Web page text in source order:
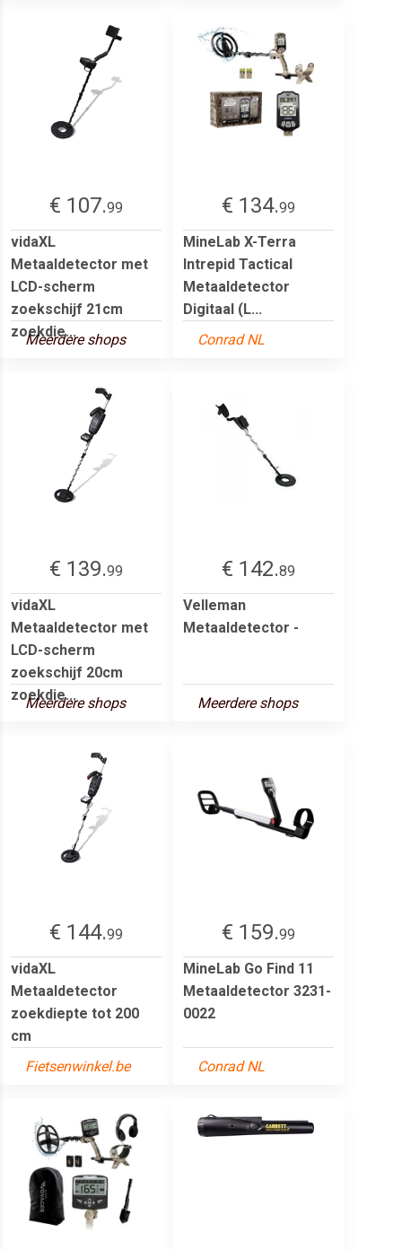
€ 107.99
vidaXL
Metaaldetector met
LCD-scherm
zoekschijf 21cm
zoekdie...
Meerdere shops
€ 134.99
MineLab X-Terra
Intrepid Tactical
Metaaldetector
Digitaal (L...
Conrad NL
€ 139.99
vidaXL
Metaaldetector met
LCD-scherm
zoekschijf 20cm
zoekdie...
Meerdere shops
€ 142.89
Velleman
Metaaldetector -
Meerdere shops
€ 144.99
vidaXL
Metaaldetector
zoekdiepte tot 200
cm
Fietsenwinkel.be
€ 159.99
MineLab Go Find 11
Metaaldetector 3231-
0022
Conrad NL